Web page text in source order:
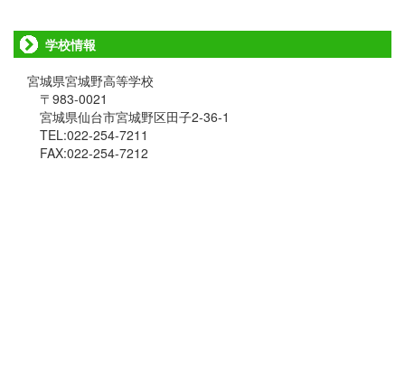
学校情報
宮城県宮城野高等学校
〒983-0021
宮城県仙台市宮城野区田子2-36-1
TEL:022-254-7211
FAX:022-254-7212